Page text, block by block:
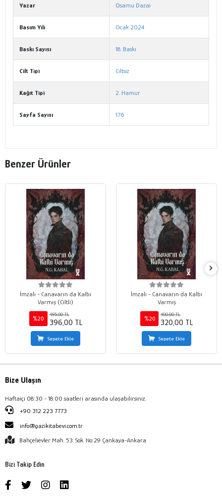
Yazar Osamu Dazai
Basım Yılı Ocak 2024
Baskı Sayısı 18. Baskı
Cilt Tipi Ciltsiz
Kağıt Tipi 2. Hamur
Sayfa Sayısı 176
Benzer Ürünler
İmzalı - Canavarın da Kalbi
Varmış (Ciltli)
%20
495,00 TL
396,00 TL
Sepete Ekle
İmzalı - Canavarın da Kalbi
Varmış
%20
400,00 TL
320,00 TL
Sepete Ekle
Bize Ulaşın
Haftaiçi 08:30 - 18:00 saatleri arasında ulaşabilirsiniz.
+90 312 223 7773
info@gazikitabevi.com.tr
Bahçelievler Mah. 53. Sok. No:29 Çankaya-Ankara
Bizi Takip Edin